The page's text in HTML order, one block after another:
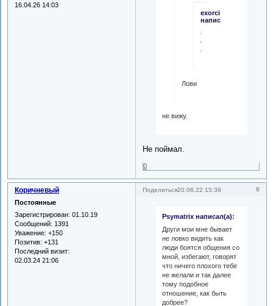
16.04.26 14:03
exorcist
написал(а):
а
фото
покажи.
Лови
не вижу.
Не поймал.
0
Поделиться 8
20.06.22 15:39
Коричневый
Постоянные
Зарегистрирован: 01.10.19
Сообщений: 1391
Уважение: +150
Позитив: +131
Последний визит:
02.03.24 21:06
Psymatrix написал(а):
Други мои мне бывает
не ловко видить как
люди боятся общения со
мной, избегают, говорят
что ничего плохого тебе
не желали и так далее
тому подобное
отношение, как быть
добрее?